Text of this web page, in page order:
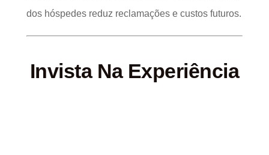
dos hóspedes reduz reclamações e custos futuros.
Invista Na Experiência